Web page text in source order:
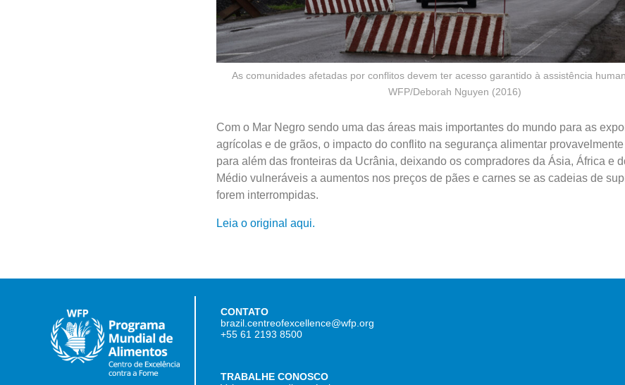
As comunidades afetadas por conflitos devem ter acesso garantido à assistência
WFP/Deborah Nguyen (2016)
Com o Mar Negro sendo uma das áreas mais importantes do mundo para as
agrícolas e de grãos, o impacto do conflito na segurança alimentar
para além das fronteiras da Ucrânia, deixando os compradores da Ásia, África e
Médio vulneráveis a aumentos nos preços de pães e carnes se as cadeias de
forem interrompidas.
Leia o original aqui.
CONTATO
brazil.centreofexcellence@wfp.org
+55 61 2193 8500
TRABALHE CONOSCO